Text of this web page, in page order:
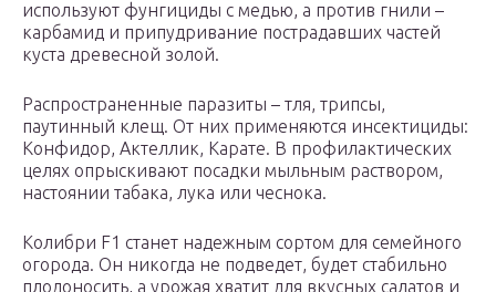
используют фунгициды с медью, а против гнили –
карбамид и припудривание пострадавших частей
куста древесной золой.
Распространенные паразиты – тля, трипсы,
паутинный клещ. От них применяются инсектициды:
Конфидор, Актеллик, Карате. В профилактических
целях опрыскивают посадки мыльным раствором,
настоянии табака, лука или чеснока.
Колибри F1 станет надежным сортом для семейного
огорода. Он никогда не подведет, будет стабильно
плодоносить, а урожая хватит для вкусных салатов и